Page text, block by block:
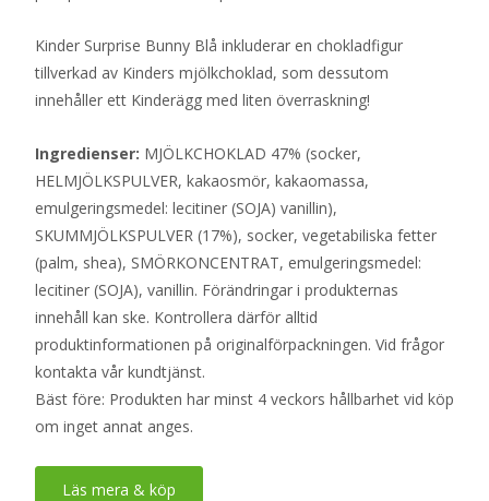
Kinder Surprise Bunny Blå inkluderar en chokladfigur
tillverkad av Kinders mjölkchoklad, som dessutom
innehåller ett Kinderägg med liten överraskning!
Ingredienser: MJÖLKCHOKLAD 47% (socker,
HELMJÖLKSPULVER, kakaosmör, kakaomassa,
emulgeringsmedel: lecitiner (SOJA) vanillin),
SKUMMJÖLKSPULVER (17%), socker, vegetabiliska fetter
(palm, shea), SMÖRKONCENTRAT, emulgeringsmedel:
lecitiner (SOJA), vanillin. Förändringar i produkternas
innehåll kan ske. Kontrollera därför alltid
produktinformationen på originalförpackningen. Vid frågor
kontakta vår kundtjänst.
Bäst före: Produkten har minst 4 veckors hållbarhet vid köp
om inget annat anges.
Läs mera & köp